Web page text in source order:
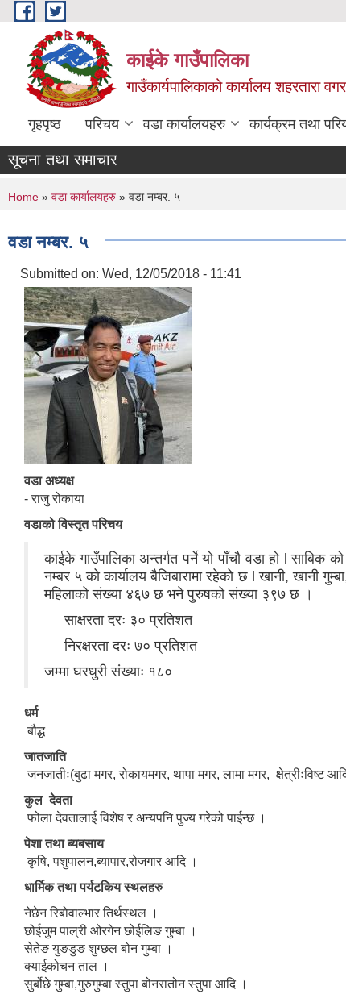
Skip to main content
काईके गाउँपालिका
गाउँकार्यपालिकाको कार्यालय शहरतारा
गृहपृष्ठ परिचय वडा कार्यालयहरु कार्यक्रम तथा
सूचना तथा समाचार
You are here
Home » वडा कार्यालयहरु » वडा नम्बर. ५
वडा नम्बर. ५
Submitted on: Wed, 12/05/2018 - 11:41
वडा अध्यक्ष
- राजु रोकाया
वडाको विस्तृत परिचय
काईके गाउँपालिका अन्तर्गत पर्ने यो पाँचौ वडा हो l
नम्बर ५ को कार्यालय बैजिबारामा रहेको छ l खानी, खानी
महिलाको संख्या ४६७ छ भने पुरुषको संख्या ३९७ छ ।
साक्षरता दरः ३० प्रतिशत
निरक्षरता दरः ७० प्रतिशत
जम्मा घरधुरी संख्याः १८०
धर्म
बौद्ध
जातजाति
जनजातीः(बुढा मगर, रोकायमगर, थापा मगर, लामा मगर, क्षेत्रीःविष्ट
कुल देवता
फोला देवतालाई विशेष र अन्यपनि पुज्य गरेको पाईन्छ ।
पेशा तथा ब्यबसाय
कृषि, पशुपालन,ब्यापार,रोजगार आदि ।
धार्मिक तथा पर्यटकिय स्थलहरु
नेछेन रिबोवाल्भार तिर्थस्थल ।
छोईजुम पाल्री ओरगेन छोईलिङ गुम्बा ।
सेतेङ युङडुङ शुग्छल बोन गुम्बा ।
क्याईकोचन ताल ।
सुर्बोछे गुम्बा,गुरुगुम्बा स्तुपा बोनरातोन स्तुपा आदि ।